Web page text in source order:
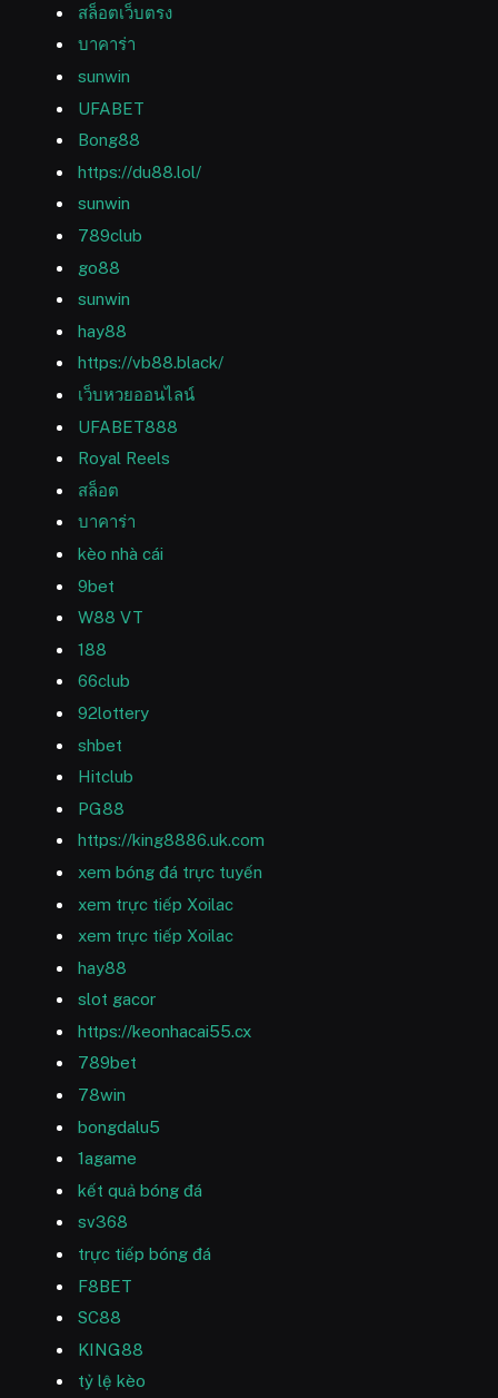
สล็อตเว็บตรง
บาคาร่า
sunwin
UFABET
Bong88
https://du88.lol/
sunwin
789club
go88
sunwin
hay88
https://vb88.black/
เว็บหวยออนไลน์
UFABET888
Royal Reels
สล็อต
บาคาร่า
kèo nhà cái
9bet
W88 VT
188
66club
92lottery
shbet
Hitclub
PG88
https://king8886.uk.com
xem bóng đá trực tuyến
xem trực tiếp Xoilac
xem trực tiếp Xoilac
hay88
slot gacor
https://keonhacai55.cx
789bet
78win
bongdalu5
1agame
kết quả bóng đá
sv368
trực tiếp bóng đá
F8BET
SC88
KING88
tỷ lệ kèo